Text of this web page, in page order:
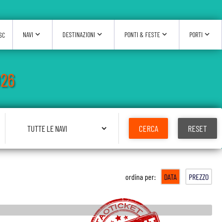
ordina per: DATA PREZZO
CERCA RESET
NAVI expand_more DESTINAZIONI expand_more PONTI & FESTE expand_more PORTI expand_more